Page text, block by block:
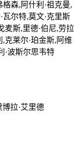
格森,阿什利·祖克曼,
瓦尔特,莫文·克里斯
麦斯,里德·伯尼,劳拉
,克莱尔·珀金斯,阿维
·波斯尔思韦特
博拉·艾里德